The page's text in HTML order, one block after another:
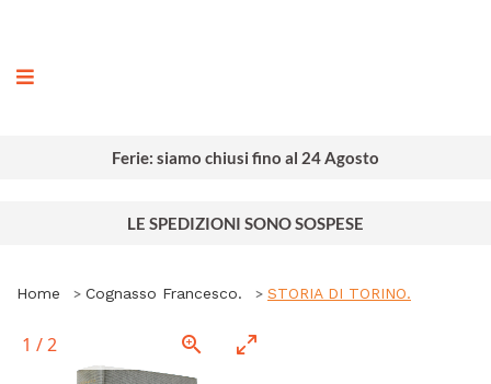
Ferie: siamo chiusi fino al 24 Agosto
LE SPEDIZIONI SONO SOSPESE
Home Cognasso Francesco. STORIA DI TORINO.
1 /2